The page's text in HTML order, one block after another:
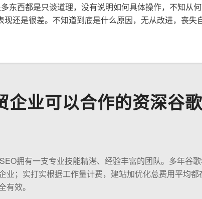
东西都是只谈道理，没有说明如何具体操作，不知从
还是很差。不知道到底是什么原因，无从改进，丧失
企业可以合作的资深谷
拥有一支专业技能精湛、经验丰富的团队。多年谷
业；实打实根据工作量计费，建站加优化总费用平均
效。